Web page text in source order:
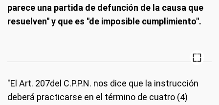
parece una partida de defunción de la causa que
resuelven" y que es "de imposible cumplimiento".
"El Art. 207del C.P.P.N. nos dice que la instrucción
deberá practicarse en el término de cuatro (4)